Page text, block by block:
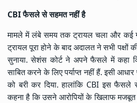
CBI फैसले से सहमत नहीं है
मामले में लंबे समय तक ट्रायल चला और कई
ट्रायल पूरा होने के बाद अदालत ने सभी
सुनाया. सेशंस कोर्ट ने अपने फैसले में कहा
साबित करने के लिए पर्याप्त नहीं हैं. इसी
को बरी कर दिया. हालांकि CBI इस
कहना है कि उसने आरोपियों के खिलाफ